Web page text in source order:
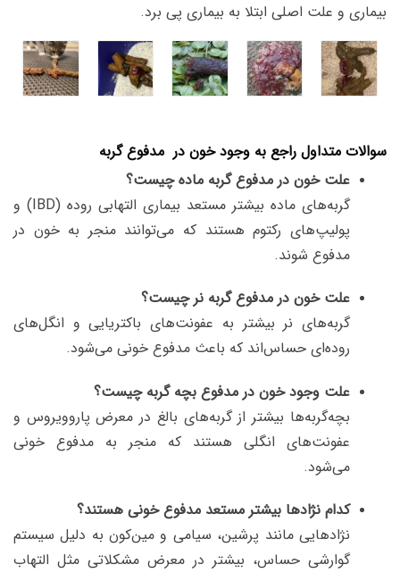
بیماری و علت اصلی ابتلا به بیماری پی برد.
سوالات متداول راجع به وجود خون در مدفوع گربه
علت خون در مدفوع گربه ماده چیست؟
گربه‌های ماده بیشتر مستعد بیماری التهابی روده (IBD) و
پولیپ‌های رکتوم هستند که می‌توانند منجر به خون در
مدفوع شوند.
علت خون در مدفوع گربه نر چیست؟
گربه‌های نر بیشتر به عفونت‌های باکتریایی و انگل‌های
روده‌ای حساس‌اند که باعث مدفوع خونی می‌شود.
علت وجود خون در مدفوع بچه گربه چیست؟
بچه‌گربه‌ها بیشتر از گربه‌های بالغ در معرض پاروویروس و
عفونت‌های انگلی هستند که منجر به مدفوع خونی
می‌شود.
کدام نژادها بیشتر مستعد مدفوع خونی هستند؟
نژادهایی مانند پرشین، سیامی و مین‌کون به دلیل سیستم
گوارشی حساس، بیشتر در معرض مشکلاتی مثل التهاب